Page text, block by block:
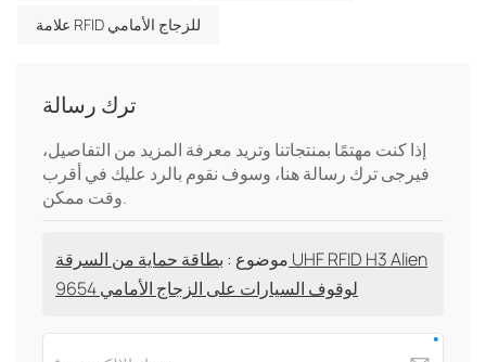
علامة RFID للزجاج الأمامي
ترك رسالة
إذا كنت مهتمًا بمنتجاتنا وتريد معرفة المزيد من التفاصيل،
فيرجى ترك رسالة هنا، وسوف نقوم بالرد عليك في أقرب
وقت ممكن.
موضوع : بطاقة حماية من السرقة UHF RFID H3 Alien
9654 لوقوف السيارات على الزجاج الأمامي